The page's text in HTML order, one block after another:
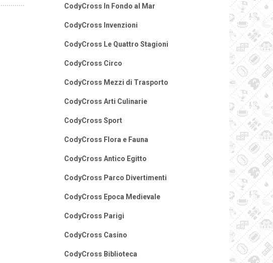
CodyCross In Fondo al Mar
CodyCross Invenzioni
CodyCross Le Quattro Stagioni
CodyCross Circo
CodyCross Mezzi di Trasporto
CodyCross Arti Culinarie
CodyCross Sport
CodyCross Flora e Fauna
CodyCross Antico Egitto
CodyCross Parco Divertimenti
CodyCross Epoca Medievale
CodyCross Parigi
CodyCross Casino
CodyCross Biblioteca